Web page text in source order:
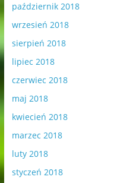
październik 2018
wrzesień 2018
sierpień 2018
lipiec 2018
czerwiec 2018
maj 2018
kwiecień 2018
marzec 2018
luty 2018
styczeń 2018